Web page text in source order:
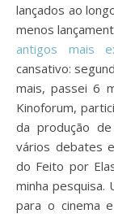
lançados ao
menos
antigos mais
cansativo:
mais, passei 6
Kinoforum,
da produção
vários debates
do Feito por
minha pesquisa.
para o cinema